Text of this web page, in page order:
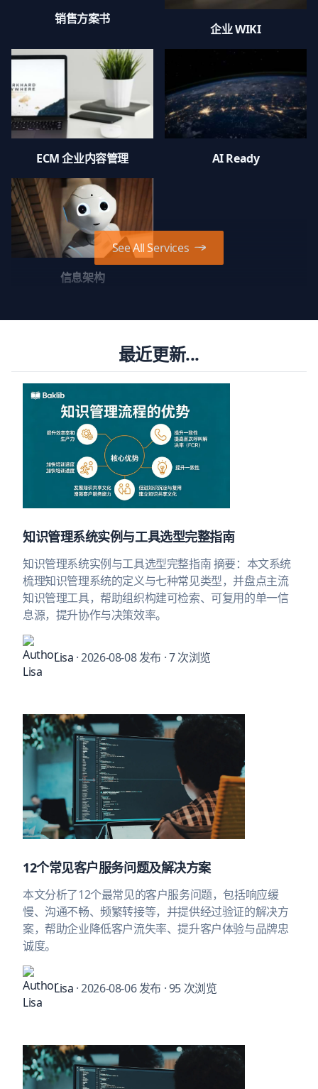
销售方案书
企业 WIKI
ECM 企业内容管理 AI Ready
信息架构
See All Services
最近更新...
知识管理系统实例与工具选型完整指南
知识管理系统实例与工具选型完整指南 摘要：本文系统
梳理知识管理系统的定义与七种常见类型，并盘点主流
知识管理工具，帮助组织构建可检索、可复用的单一信
息源，提升协作与决策效率。
Lisa · 2026-08-08 发布 · 7 次浏览
12个常见客户服务问题及解决方案
本文分析了12个最常见的客户服务问题，包括响应缓
慢、沟通不畅、频繁转接等，并提供经过验证的解决方
案，帮助企业降低客户流失率、提升客户体验与品牌忠
诚度。
Lisa · 2026-08-06 发布 · 95 次浏览